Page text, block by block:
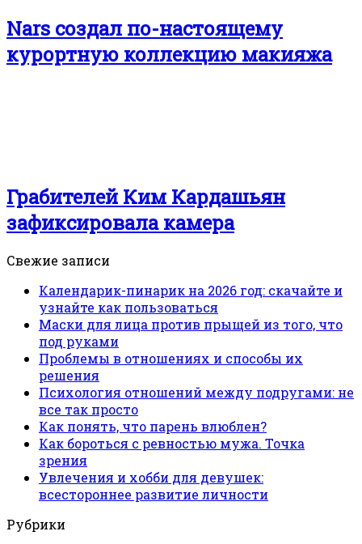
Nars создал по-настоящему
курортную коллекцию макияжа
Грабителей Ким Кардашьян
зафиксировала камера
Свежие записи
Календарик-пинарик на 2026 год: скачайте и
узнайте как пользоваться
Маски для лица против прыщей из того, что
под руками
Проблемы в отношениях и способы их
решения
Психология отношений между подругами: не
все так просто
Как понять, что парень влюблен?
Как бороться с ревностью мужа. Точка
зрения
Увлечения и хобби для девушек:
всестороннее развитие личности
Рубрики